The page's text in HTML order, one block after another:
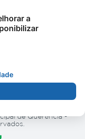
Ciência e
e Rodagens
de Querência -
a